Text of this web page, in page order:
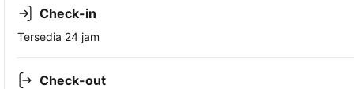
Check-in
Tersedia 24 jam
Check-out